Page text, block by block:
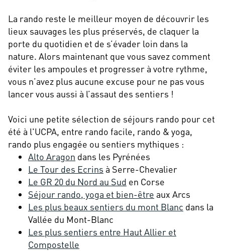
La rando reste le meilleur moyen de découvrir les
lieux sauvages les plus préservés, de claquer la
porte du quotidien et de s’évader loin dans la
nature. Alors maintenant que vous savez comment
éviter les ampoules et progresser à votre rythme,
vous n’avez plus aucune excuse pour ne pas vous
lancer vous aussi à l’assaut des sentiers !
Voici une petite sélection de séjours rando pour cet
été à l'UCPA, entre rando facile, rando & yoga,
rando plus engagée ou sentiers mythiques :
Alto Aragon dans les Pyrénées
Le Tour des Ecrins à Serre-Chevalier
Le GR 20 du Nord au Sud en Corse
Séjour rando, yoga et bien-être aux Arcs
Les plus beaux sentiers du mont Blanc dans la
Vallée du Mont-Blanc
Les plus sentiers entre Haut Allier et
Compostelle